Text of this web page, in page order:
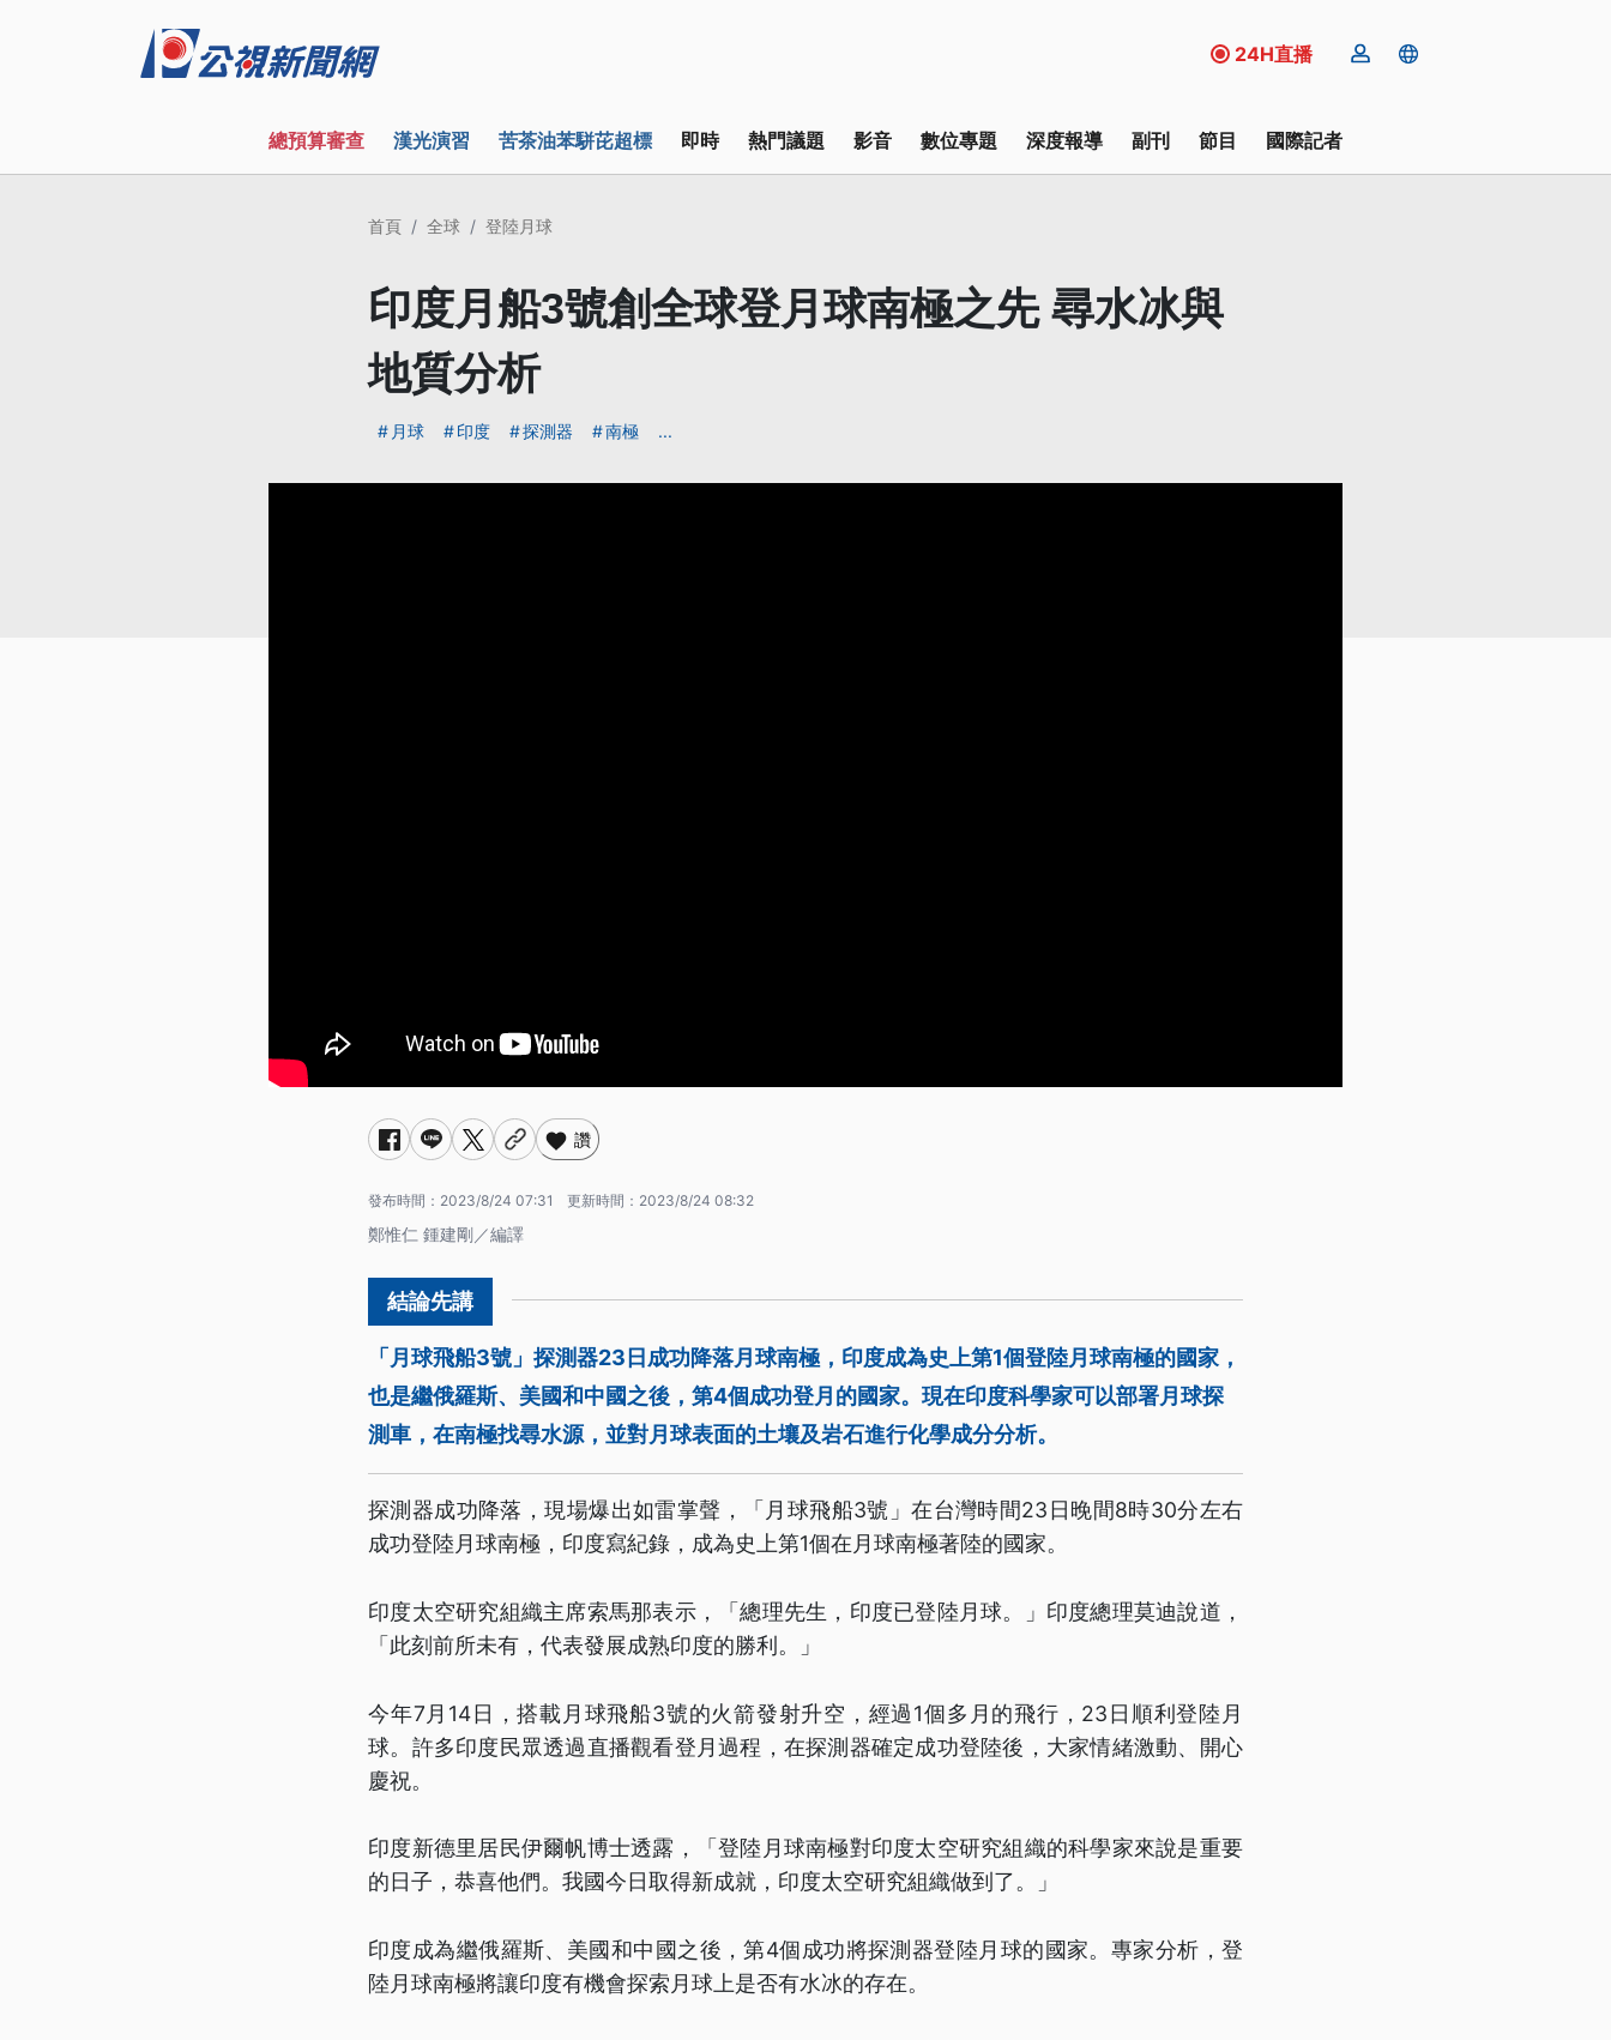
24H直播
總預算審查 漢光演習 苦茶油苯駢芘超標 即時 熱門議題 影音 數位專題 深度報導 副刊 節目 國際記者
首頁 全球 登陸月球
印度月船3號創全球登月球南極之先 尋水冰與
地質分析
月球 印度 探測器 南極 ...
讚
發布時間： 2023/8/24 07:31 更新時間： 2023/8/24 08:32
鄭惟仁 鍾建剛／編譯
「月球飛船3號」探測器23日成功降落月球南極，印度成為史上第1個登陸月球南極的國家，
也是繼俄羅斯、美國和中國之後，第4個成功登月的國家。現在印度科學家可以部署月球探
測車，在南極找尋水源，並對月球表面的土壤及岩石進行化學成分分析。
探測器成功降落，現場爆出如雷掌聲，「月球飛船3號」在台灣時間23日晚間8時30分左右
成功登陸月球南極，印度寫紀錄，成為史上第1個在月球南極著陸的國家。
印度太空研究組織主席索馬那表示，「總理先生，印度已登陸月球。」印度總理莫迪說道，
「此刻前所未有，代表發展成熟印度的勝利。」
今年7月14日，搭載月球飛船3號的火箭發射升空，經過1個多月的飛行，23日順利登陸月
球。許多印度民眾透過直播觀看登月過程，在探測器確定成功登陸後，大家情緒激動、開心
慶祝。
印度新德里居民伊爾帆博士透露，「登陸月球南極對印度太空研究組織的科學家來說是重要
的日子，恭喜他們。我國今日取得新成就，印度太空研究組織做到了。」
印度成為繼俄羅斯、美國和中國之後，第4個成功將探測器登陸月球的國家。專家分析，登
陸月球南極將讓印度有機會探索月球上是否有水冰的存在。